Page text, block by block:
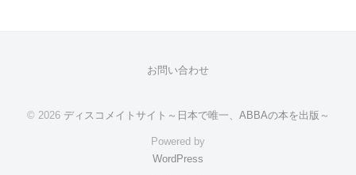
お問い合わせ
© 2026 ディスコメイトサイト～日本で唯一、ABBAの本を出版～
Powered by
WordPress